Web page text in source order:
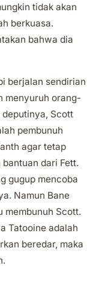
tidak akan
berkuasa.
bahwa dia
berjalan sendirian
menyuruh orang-
deputinya, Scott
pembunuh
agar tetap
dari Fett.
gugup mencoba
Namun Bane
membunuh Scott.
Tatooine adalah
beredar, maka